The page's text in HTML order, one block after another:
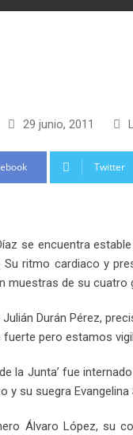
29 junio, 2011
Twitter
se encuentra
Su ritmo cardiaco y
muestras de su cuatro
Durán Pérez,
pero estamos
de la Junta’ fue
y su suegra
Álvaro López, su